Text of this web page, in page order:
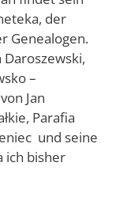
der
Genealogen.
Daroszewski,
–
Jan
Parafia
und seine
ich bisher